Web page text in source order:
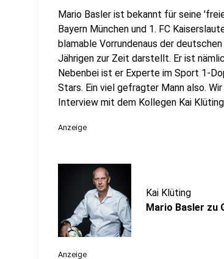
Mario Basler ist bekannt für seine
Bayern München und 1. FC
blamable Vorrundenaus der
Jährigen zur Zeit darstellt. Er ist
Nebenbei ist er Experte im Sport 1-
Stars. Ein viel gefragter Mann also.
Interview mit dem Kollegen Kai
Anzeige
Kai Klüting
Mario Basler zu
Anzeige